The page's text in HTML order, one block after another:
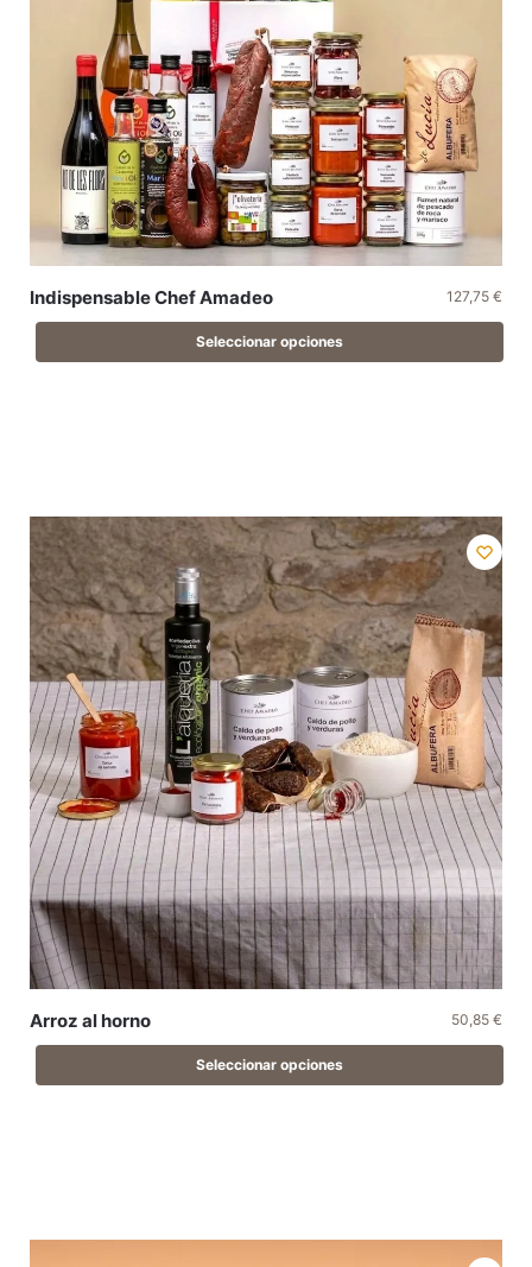
Indispensable Chef Amadeo 127,75 €
Seleccionar opciones
Arroz al horno 50,85 €
Seleccionar opciones